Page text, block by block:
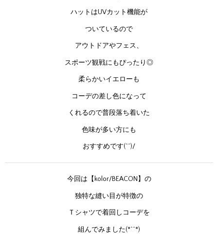
ハットはUVカット機能が
ついているので
アウトドアやフェス、
スポーツ観戦にもぴったり◎
柔らかいイエローも
コーデの差し色になって
くれるので普段落ち着いた
色味が多い方にも
おすすめです(^^)/
今回は【kolor/BEACON】の
独特な縫い目が特徴の
Ｔシャツで着回しコーデを
組んでみました(*^^*)